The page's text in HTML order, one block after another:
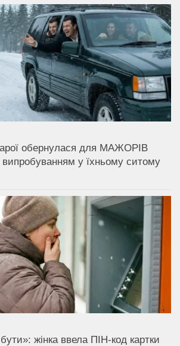
обернулася для МАЖОРІВ
у їхньому ситому
жінка ввела ПІН-код картки